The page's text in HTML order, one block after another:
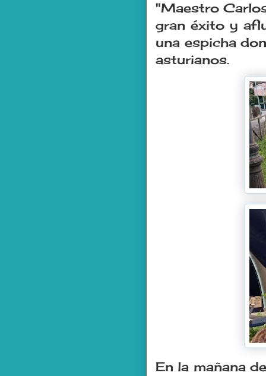
"Maestro
gran éxito y
una espicha
asturianos.
En la mañana